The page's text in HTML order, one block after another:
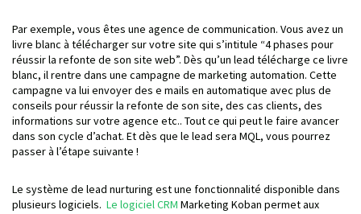
Par exemple, vous êtes une agence de communication. Vous avez un
livre blanc à télécharger sur votre site qui s’intitule “4 phases pour
réussir la refonte de son site web”. Dès qu’un lead télécharge ce livre
blanc, il rentre dans une campagne de marketing automation. Cette
campagne va lui envoyer des e mails en automatique avec plus de
conseils pour réussir la refonte de son site, des cas clients, des
informations sur votre agence etc.. Tout ce qui peut le faire avancer
dans son cycle d’achat. Et dès que le lead sera MQL, vous pourrez
passer à l’étape suivante !
Le système de lead nurturing est une fonctionnalité disponible dans
plusieurs logiciels. Le logiciel CRM Marketing Koban permet aux